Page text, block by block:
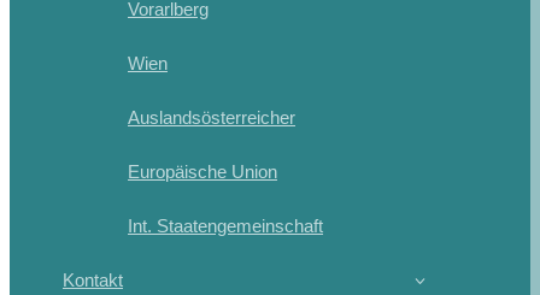
Vorarlberg
Wien
Auslandsösterreicher
Europäische Union
Int. Staatengemeinschaft
Kontakt